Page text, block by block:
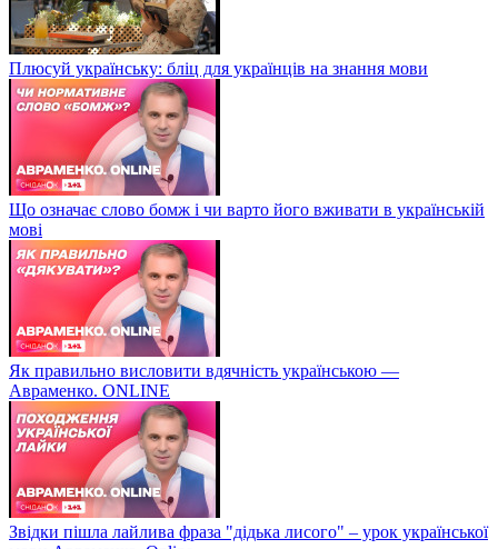
Плюсуй українську: бліц для українців на знання мови
Що означає слово бомж і чи варто його вживати в українській
мові
Як правильно висловити вдячність українською —
Авраменко. ONLINE
Звідки пішла лайлива фраза "дідька лисого" – урок української